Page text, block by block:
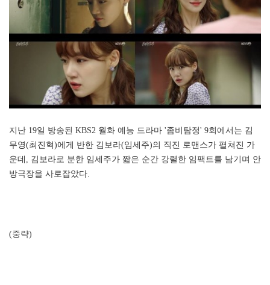
지난 19일 방송된 KBS2 월화 예능 드라마 '좀비탐정' 9회에서는 김
무영(최진혁)에게 반한 김보라(임세주)의 직진 로맨스가 펼쳐진 가
운데, 김보라로 분한 임세주가 짧은 순간 강렬한 임팩트를 남기며 안
방극장을 사로잡았다.
(중략)